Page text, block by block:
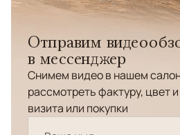
Отправим
в мессенджер
Снимем видео в нашем
рассмотреть фактуру, цвет
визита или покупки